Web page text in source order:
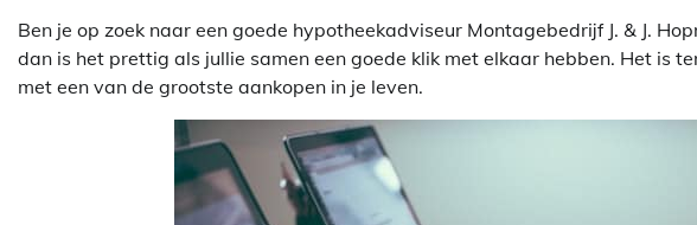
Ben je op zoek naar een goede hypotheekadviseur Montagebedrijf J. & J.
dan is het prettig als jullie samen een goede klik met elkaar hebben. Het is
met een van de grootste aankopen in je leven.